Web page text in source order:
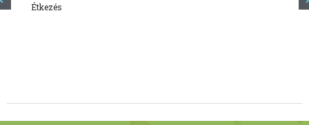
Étkezés